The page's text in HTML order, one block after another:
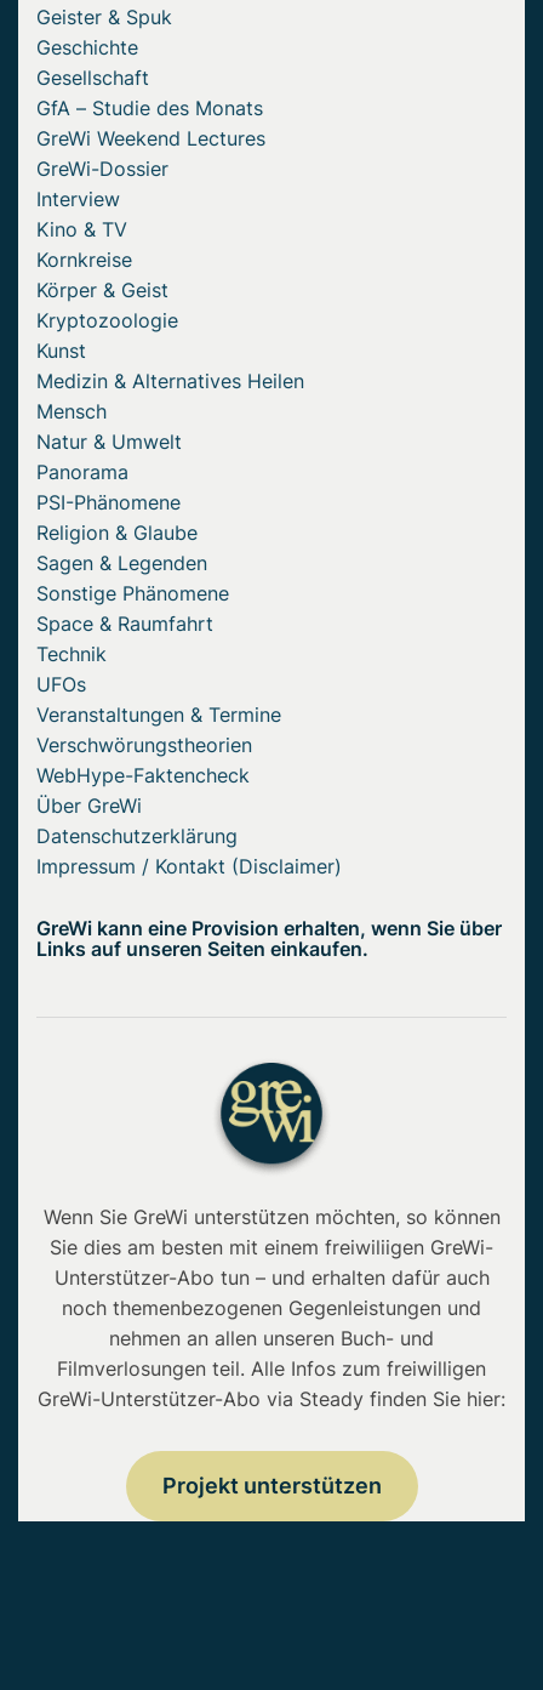
Geister & Spuk
Geschichte
Gesellschaft
GfA – Studie des Monats
GreWi Weekend Lectures
GreWi-Dossier
Interview
Kino & TV
Kornkreise
Körper & Geist
Kryptozoologie
Kunst
Medizin & Alternatives Heilen
Mensch
Natur & Umwelt
Panorama
PSI-Phänomene
Religion & Glaube
Sagen & Legenden
Sonstige Phänomene
Space & Raumfahrt
Technik
UFOs
Veranstaltungen & Termine
Verschwörungstheorien
WebHype-Faktencheck
Über GreWi
Datenschutzerklärung
Impressum / Kontakt (Disclaimer)
GreWi kann eine Provision erhalten, wenn Sie über
Links auf unseren Seiten einkaufen.
Wenn Sie GreWi unterstützen möchten, so können
Sie dies am besten mit einem freiwiliigen GreWi-
Unterstützer-Abo tun – und erhalten dafür auch
noch themenbezogenen Gegenleistungen und
nehmen an allen unseren Buch- und
Filmverlosungen teil. Alle Infos zum freiwilligen
GreWi-Unterstützer-Abo via Steady finden Sie hier:
Projekt unterstützen